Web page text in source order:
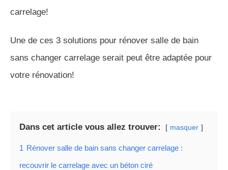
carrelage!
Une de ces 3 solutions pour rénover salle de bain
sans changer carrelage serait peut être adaptée pour
votre rénovation!
Dans cet article vous allez trouver: masquer
1 Rénover salle de bain sans changer carrelage :
recouvrir le carrelage avec un béton ciré